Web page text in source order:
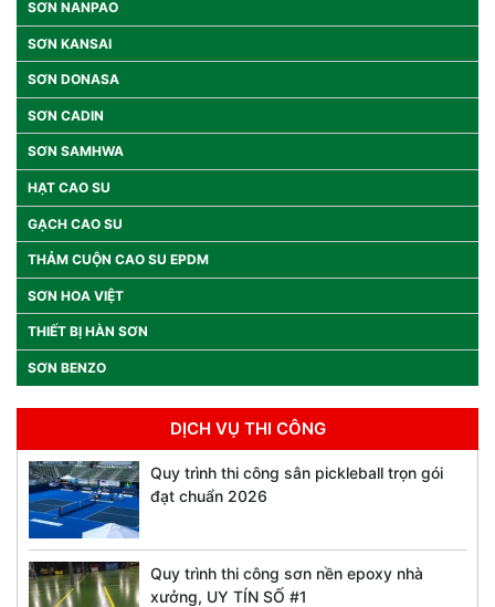
SƠN NANPAO
SƠN KANSAI
SƠN DONASA
SƠN CADIN
SƠN SAMHWA
HẠT CAO SU
GẠCH CAO SU
THẢM CUỘN CAO SU EPDM
SƠN HOA VIỆT
THIẾT BỊ HÀN SƠN
SƠN BENZO
DỊCH VỤ THI CÔNG
Quy trình thi công sân pickleball trọn gói
đạt chuẩn 2026
Quy trình thi công sơn nền epoxy nhà
xưởng, UY TÍN SỐ #1